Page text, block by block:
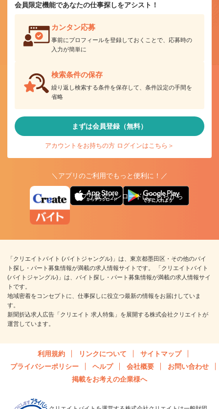
会員限定機能であなたの仕事探しをアシスト！
カンタン応募
事前にプロフィールを登録しておくことで、応募時の
入力が簡単に
検索条件の保存
繰り返し検索する条件を保存して、条件設定の手間を
省略
まずは会員登録（無料）
アカウントをお持ちの方 ログインはこちら＞
＼アプリのご利用でもっと便利に！／
アプリ版ダウンロードはこちらから
「クリエイトバイト (バイトジャングル)」は、東京都墨田区・その他のバイ
ト探し・パート募集情報が満載の求人情報サイトです。 「クリエイトバイト
(バイトジャングル)」は、バイト探し・パート募集情報が満載の求人情報サイ
トです。
地域密着をコンセプトに、仕事探しに役立つ最新の情報をお届けしていま
す。
新聞折込求人広告「クリエイト 求人特集」を展開する株式会社クリエイトが
運営しています。
利用規約 リンクについて
サイトマップ
プライバシーポリシー
ヘルプ 会社概要
お問い合わせ
掲載をお考えの企業様へ